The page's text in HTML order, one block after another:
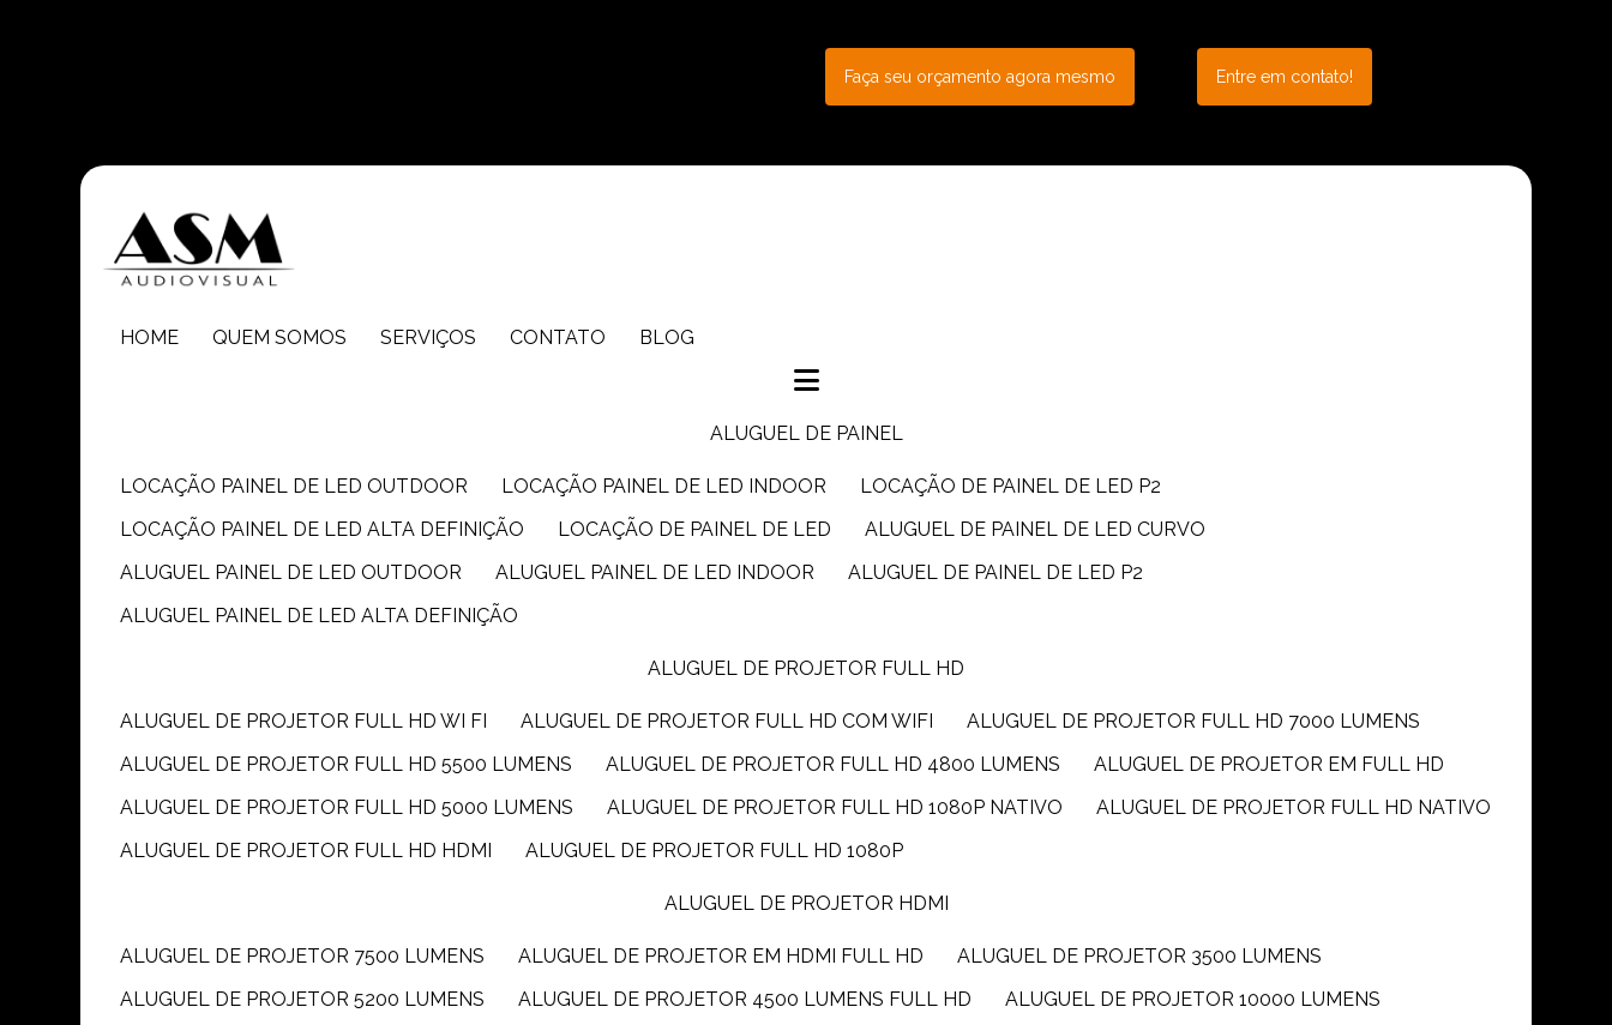
Faça seu orçamento agora mesmo Entre em contato!
HOME QUEM SOMOS SERVIÇOS CONTATO BLOG
ALUGUEL DE PAINEL
LOCAÇÃO PAINEL DE LED OUTDOOR LOCAÇÃO PAINEL DE LED INDOOR
LOCAÇÃO DE PAINEL DE LED P2
LOCAÇÃO PAINEL DE LED ALTA DEFINIÇÃO
LOCAÇÃO DE PAINEL DE LED
ALUGUEL DE PAINEL DE LED CURVO
ALUGUEL PAINEL DE LED OUTDOOR
ALUGUEL PAINEL DE LED INDOOR
ALUGUEL DE PAINEL DE LED P2
ALUGUEL PAINEL DE LED ALTA DEFINIÇÃO
ALUGUEL DE PROJETOR FULL HD
ALUGUEL DE PROJETOR FULL HD WI FI ALUGUEL DE PROJETOR FULL HD COM WIFI
ALUGUEL DE PROJETOR FULL HD 7000 LUMENS
ALUGUEL DE PROJETOR FULL HD 5500 LUMENS
ALUGUEL DE PROJETOR FULL HD 4800 LUMENS
ALUGUEL DE PROJETOR EM FULL HD
ALUGUEL DE PROJETOR FULL HD 5000 LUMENS
ALUGUEL DE PROJETOR FULL HD 1080P NATIVO
ALUGUEL DE PROJETOR FULL HD NATIVO
ALUGUEL DE PROJETOR FULL HD HDMI
ALUGUEL DE PROJETOR FULL HD 1080P
ALUGUEL DE PROJETOR HDMI
ALUGUEL DE PROJETOR 7500 LUMENS ALUGUEL DE PROJETOR EM HDMI FULL HD
ALUGUEL DE PROJETOR 3500 LUMENS
ALUGUEL DE PROJETOR 5200 LUMENS
ALUGUEL DE PROJETOR 4500 LUMENS FULL HD
ALUGUEL DE PROJETOR 10000 LUMENS